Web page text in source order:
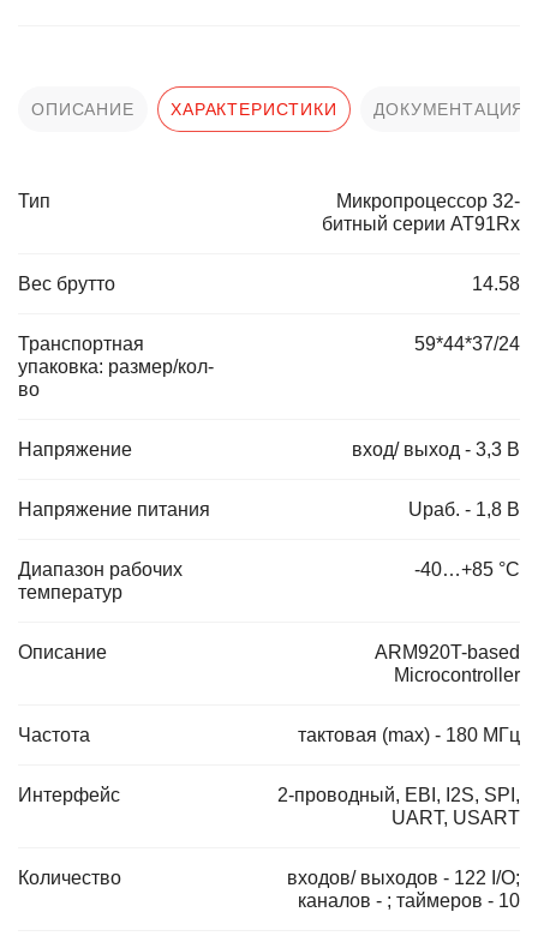
ОПИСАНИЕ ХАРАКТЕРИСТИКИ ДОКУМЕНТАЦИЯ
Тип
Микропроцессор 32-
битный серии AT91Rx
Вес брутто 14.58
Транспортная
упаковка: размер/кол-
во
59*44*37/24
Напряжение вход/ выход - 3,3 В
Напряжение питания Uраб. - 1,8 В
Диапазон рабочих
температур
-40…+85 °С
Описание
ARM920T-based
Microcontroller
Частота тактовая (max) - 180 МГц
Интерфейс
2-проводный, EBI, I2S, SPI,
UART, USART
Количество
входов/ выходов - 122 I/O;
каналов - ; таймеров - 10